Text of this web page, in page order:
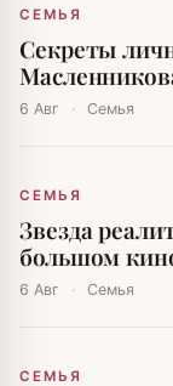
СЕМЬЯ
Секреты
6 Авг · Семья
СЕМЬЯ
Звезда
большом
6 Авг · Семья
СЕМЬЯ